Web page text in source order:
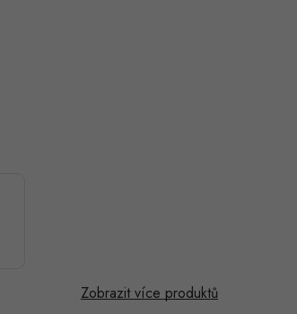
Zobrazit více produktů